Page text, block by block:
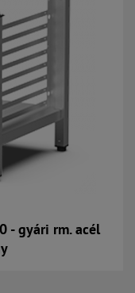
- gyári rm. acél